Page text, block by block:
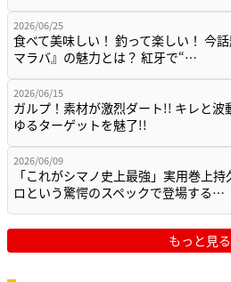
2026/06/25
食べて美味しい！ 釣って楽しい！ 今
マラバ』の魅力とは？ 紅牙で“…
2026/06/15
ガルプ！素材が激烈ダート!! キレと波
ゆるターゲットを魅了!!
2026/06/09
「これがシマノ史上最強」実用巻上持
ロという驚愕のスペックで登場する…
もっと見る